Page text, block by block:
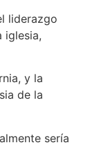
liderazgo
iglesia,
y la
de la
sería